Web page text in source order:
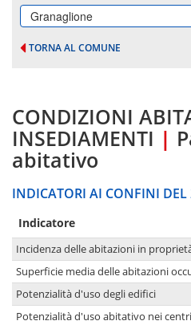
Granaglione
TORNA AL COMUNE
CONDIZIONI
INSEDIAMENTI |
abitativo
INDICATORI AI CONFINI DEL
Indicatore
Incidenza delle abitazioni in
Superficie media delle abitazioni
Potenzialità d'uso degli edifici
Potenzialità d'uso abitativo nei